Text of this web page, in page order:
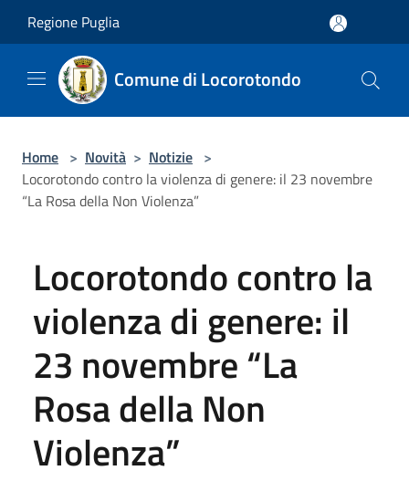
Regione Puglia
Comune di Locorotondo
Home > Novità > Notizie >
Locorotondo contro la violenza di genere: il 23 novembre
“La Rosa della Non Violenza”
Locorotondo contro la
violenza di genere: il
23 novembre “La
Rosa della Non
Violenza”